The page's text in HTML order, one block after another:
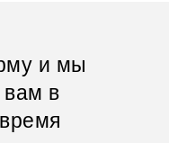
и мы
вам в